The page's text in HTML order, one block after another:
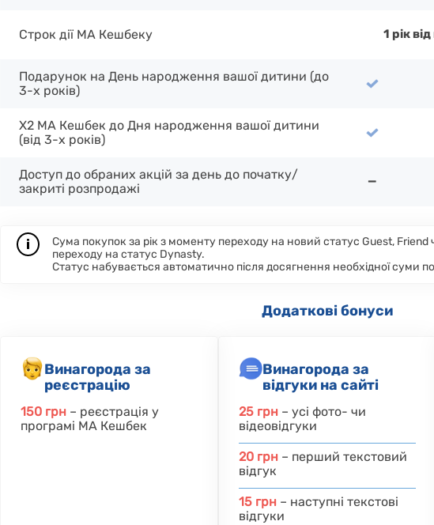
Строк дії МА Кешбеку 1 рік
Подарунок на День народження вашої дитини (до
3-х років)
X2 МА Кешбек до Дня народження вашої дитини
(від 3-х років)
Доступ до обраних акцій за день до початку/
закриті розпродажі
—
i
Сума покупок за рік з моменту переходу на новий статус Guest,
переходу на статус Dynasty.
Статус набувається автоматично після досягнення необхідної суми
Додаткові бонуси
Винагорода за
реєстрацію
150 грн – реєстрація у
програмі МА Кешбек
Винагорода за
відгуки на сайті
25 грн – усі фото- чи
відеовідгуки
20 грн – перший текстовий
відгук
15 грн – наступні текстові
відгуки